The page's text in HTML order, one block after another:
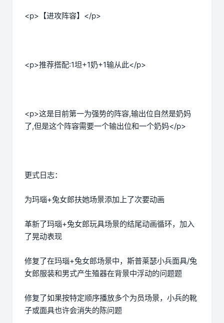
<p>【进攻阵容】</p>
<p>推荐搭配:1坦+1奶+1输从此</p>
<p>这是目前第一为强势的阵容,输出位自然是奶妈
了,但是这个阵容需要一个输出位和一个奶妈</p>
更式日志：
为玛瑙+兔女郎扶她场景添加上了次要动画
革新了玛瑙+兔女郎玩具场景的结尾动画循环，加入
了晃动表现
修复了在玛瑙+兔女郎场景中，斯普莱瑟小兵面具/兔
女郎服装和男式产生殖器在背景中浮动的问题题
修复了如果按特定顺序播放多个为员场景，小兵的靴
子或面具也许会消失的陈问题